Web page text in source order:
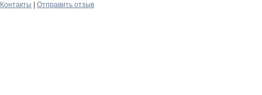
Контакты
Отправить отзыв